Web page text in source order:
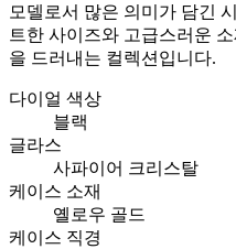
모델로서 많은 의미가 담긴
트한 사이즈와 고급스러운
을 드러내는 컬렉션입니다.
다이얼 색상
블랙
글라스
사파이어 크리스탈
케이스 소재
옐로우 골드
케이스 직경